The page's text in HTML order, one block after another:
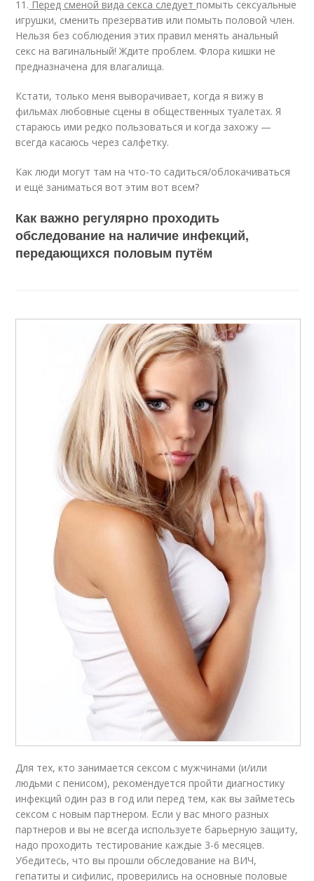
11. Перед сменой вида секса следуетпомыть сексуальные
игрушки, сменить презерватив или помыть половой член.
Нельзя без соблюдения этих правил менять анальный
секс на вагинальный! Ждите проблем. Флора кишки не
предназначена для влагалища.
Кстати, только меня выворачивает, когда я вижу в
фильмах любовные сцены в общественных туалетах. Я
стараюсь ими редко пользоваться и когда захожу —
всегда касаюсь через салфетку.
Как люди могут там на что-то садиться/облокачиваться
и ещё заниматься вот этим вот всем?
Как важно регулярно проходить
обследование на наличие инфекций,
передающихся половым путём
Для тех, кто занимается сексом с мужчинами (и/или
людьми с пенисом), рекомендуется пройти диагностику
инфекций один раз в год или перед тем, как вы займетесь
сексом с новым партнером. Если у вас много разных
партнеров и вы не всегда используете барьерную защиту,
надо проходить тестирование каждые 3-6 месяцев.
Убедитесь, что вы прошли обследование на ВИЧ,
гепатиты и сифилис, проверились на основные половые